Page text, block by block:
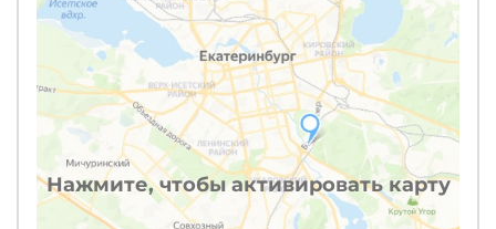
Нажмите, чтобы активировать карту